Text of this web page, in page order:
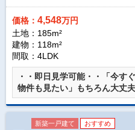
価格： 4,548万円
土地：185m²
建物：118m²
間取：4LDK
・・即日見学可能・・「今す
物件も見たい」もちろん大丈
新築一戸建て おすすめ